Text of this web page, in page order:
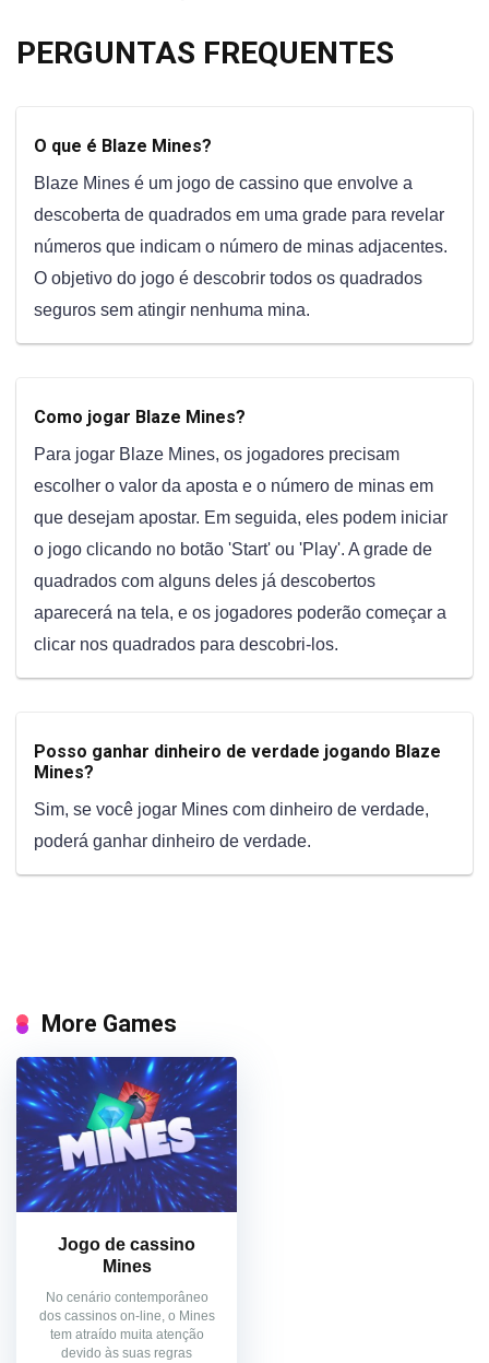
PERGUNTAS FREQUENTES
O que é Blaze Mines?
Blaze Mines é um jogo de cassino que envolve a
descoberta de quadrados em uma grade para revelar
números que indicam o número de minas adjacentes.
O objetivo do jogo é descobrir todos os quadrados
seguros sem atingir nenhuma mina.
Como jogar Blaze Mines?
Para jogar Blaze Mines, os jogadores precisam
escolher o valor da aposta e o número de minas em
que desejam apostar. Em seguida, eles podem iniciar
o jogo clicando no botão 'Start' ou 'Play'. A grade de
quadrados com alguns deles já descobertos
aparecerá na tela, e os jogadores poderão começar a
clicar nos quadrados para descobri-los.
Posso ganhar dinheiro de verdade jogando Blaze
Mines?
Sim, se você jogar Mines com dinheiro de verdade,
poderá ganhar dinheiro de verdade.
More Games
Jogo de cassino
Mines
No cenário contemporâneo
dos cassinos on-line, o Mines
tem atraído muita atenção
devido às suas regras